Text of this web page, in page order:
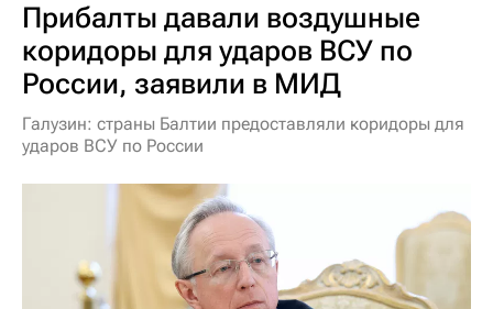
Прибалты давали воздушные
коридоры для ударов ВСУ по
России, заявили в МИД
Галузин: страны Балтии предоставляли коридоры для
ударов ВСУ по России